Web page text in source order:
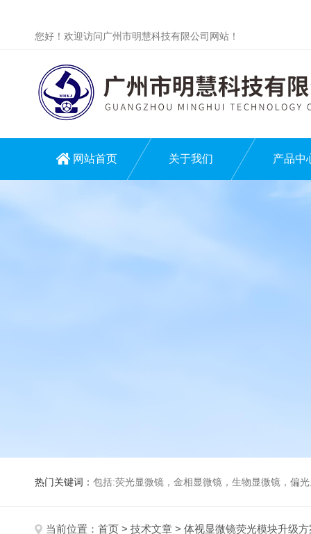
您好！欢迎访问广州市明慧科技有限公司网站！
网站首页 关于我们 产品中
热门关键词： 包括:荧光显微镜，金相显微镜，生物显微镜，偏
当前位置： 首页 > 技术文章 > 体视显微镜荧光模块升级